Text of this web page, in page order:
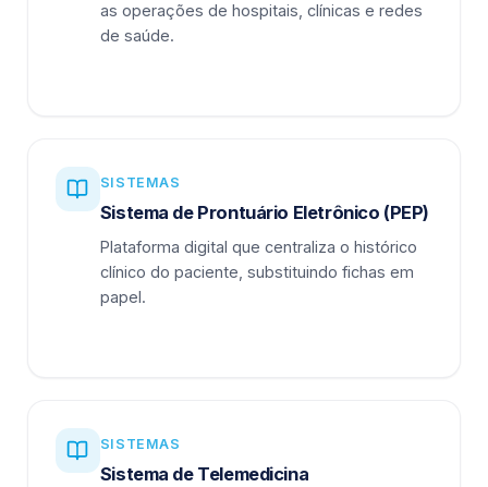
as operações de hospitais, clínicas e redes
de saúde.
SISTEMAS
Sistema de Prontuário Eletrônico (PEP)
Plataforma digital que centraliza o histórico
clínico do paciente, substituindo fichas em
papel.
SISTEMAS
Sistema de Telemedicina